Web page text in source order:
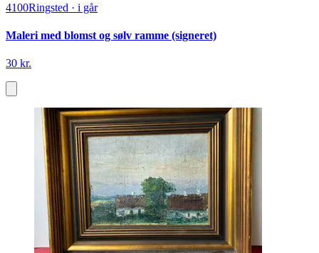
4100Ringsted · i går
Maleri med blomst og sølv ramme (signeret)
30 kr.